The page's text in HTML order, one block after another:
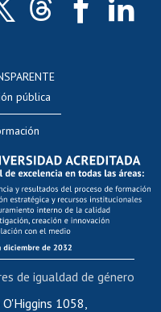
os
interna
renta
pública
1058,
de igualdad de género